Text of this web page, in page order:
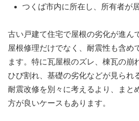
つくば市内に所在し、所有者が
古い戸建て住宅で屋根の劣化が進ん
屋根修理だけでなく、耐震性も含め
ます。特に瓦屋根のズレ、棟瓦の崩
ひび割れ、基礎の劣化などが見られ
耐震改修を別々に考えるより、まと
方が良いケースもあります。